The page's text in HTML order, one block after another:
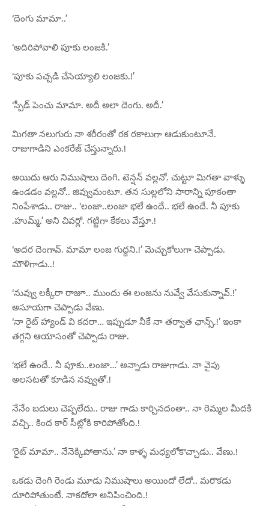
‘దెంగు మామా..’
‘అదిరిపోవాలి పూకు లంజకి.’
‘పూకు పచ్చడి చేసెయ్యాలి లంజకు.!’
‘స్పీడ్ పెంచు మామా. అదీ అలా దెంగు. అదీ.’
మిగతా నలుగురు నా శరీరంతో రక రకాలుగా ఆడుకుంటూనే.
రాజుగాడిని ఎంకరేజ్ చేస్తున్నారు.!
అయిదు ఆరు నిముషాలు దెంగి. టెన్షన్ వల్లనో. చుట్టూ మిగతా వాళ్ళు
ఉండడం వల్లనో.. జివ్వుమంటూ. తన సుల్లలోని సారాన్ని పూకంతా
నింపేశాడు.. రాజు.. ‘లంజా..లంజా భలే ఉందే.. భలే ఉందే. నీ పూకు
.హుమ్మ్.’ అని చివర్లో. గట్టిగా కేకలు వేస్తూ.!
‘అదర దెంగావ్. మామా లంజ గుద్దని.!’ మెచ్చుకోలుగా చెప్పాడు.
మౌళిగాడు..!
‘నువ్వు లక్కీరా రాజూ.. ముందు ఈ లంజను నువ్వే వేసుకున్నావ్.!’
అసూయగా చెప్పాడు వేణు.
‘నా రైట్ హ్యాండ్ వి కదరా… ఇప్పుడూ నీకే నా తర్వాత ఛాన్స్.!’ ఇంకా
తగ్గని ఆయాసంతో చెప్పాడు రాజు.
‘భలే ఉందే.. నీ పూకు..లంజా…’ అన్నాడు రాజుగాడు. నా వైపు
అలసటతో కూడిన నవ్వుతో.!
నేనేం బదులు చెప్పలేదు.. రాజు గాడు కార్చినదంతా.. నా రెమ్మల మీదకి
వచ్చి.. కింద కార్ సీట్లోకి కారిపోతోంది.!
‘రైట్ మామా.. నేనెక్కిపోతాను.’ నా కాళ్ళ మధ్యలోకొచ్చాడు.. వేణు.!
ఒకడు దెంగి రెండు మూడు నిముషాలు అయిందో లేదో.. మరొకడు
దూరిపోతుంటే. నాకదోలా అనిపించింది.!